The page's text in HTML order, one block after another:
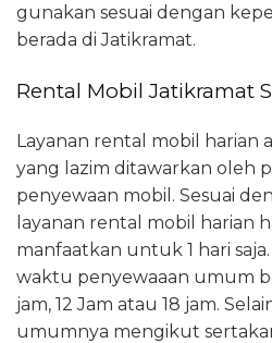
gunakan sesuai dengan
berada di Jatikramat.
Rental Mobil Jatikramat
Layanan rental mobil harian
yang lazim ditawarkan oleh
penyewaan mobil. Sesuai
layanan rental mobil harian
manfaatkan untuk 1 hari
waktu penyewaaan umum
jam, 12 Jam atau 18 jam.
umumnya mengikut